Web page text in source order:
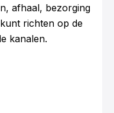
afhaal, bezorging
richten op de
kanalen.